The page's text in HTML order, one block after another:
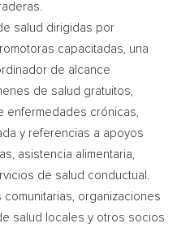
salud dirigidas por
capacitadas, una
de alcance
de salud gratuitos,
enfermedades crónicas,
y referencias a apoyos
asistencia alimentaria,
de salud conductual.
organizaciones
salud locales y otros socios